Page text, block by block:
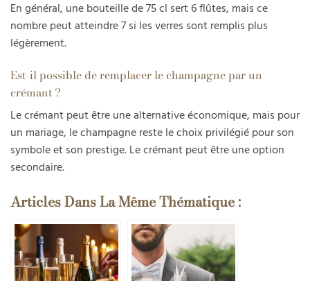
En général, une bouteille de 75 cl sert 6 flûtes, mais ce
nombre peut atteindre 7 si les verres sont remplis plus
légèrement.
Est-il possible de remplacer le champagne par un
crémant ?
Le crémant peut être une alternative économique, mais pour
un mariage, le champagne reste le choix privilégié pour son
symbole et son prestige. Le crémant peut être une option
secondaire.
Articles Dans La Même Thématique :